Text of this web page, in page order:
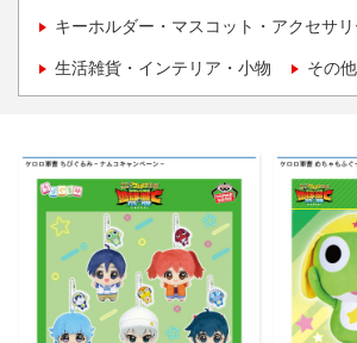
キーホルダー・マスコット・アクセサリ
生活雑貨・インテリア・小物 その